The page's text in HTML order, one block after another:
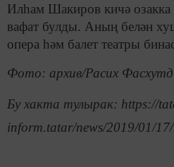
Илһам Шакиров кичә озакка
вафат булды. Аның белән
опера һәм балет театры
Фото: архив/Расих
Бу хакта тулырак: https://
inform.tatar/news/2019/01/